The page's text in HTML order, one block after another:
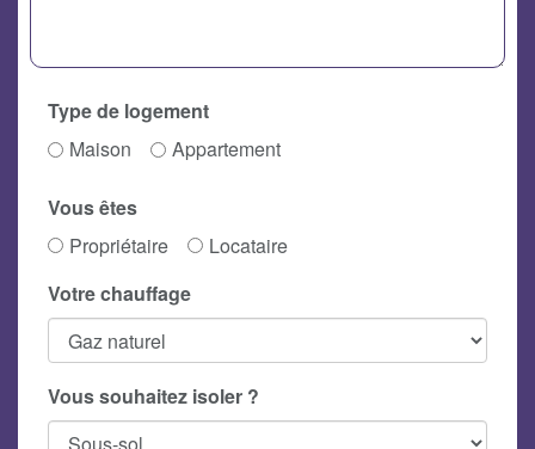
Type de logement
Maison
Appartement
Vous êtes
Propriétaire
Locataire
Votre chauffage
Vous souhaitez isoler ?